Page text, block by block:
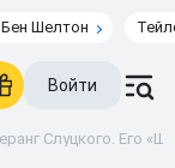
Бен Шелтон
Войти
Слуцкого. Его